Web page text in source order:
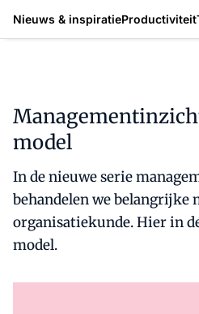
Nieuws & inspiratieProductiviteit
model
In de nieuwe serie
behandelen we belangrijke
organisatiekunde. Hier in
model.